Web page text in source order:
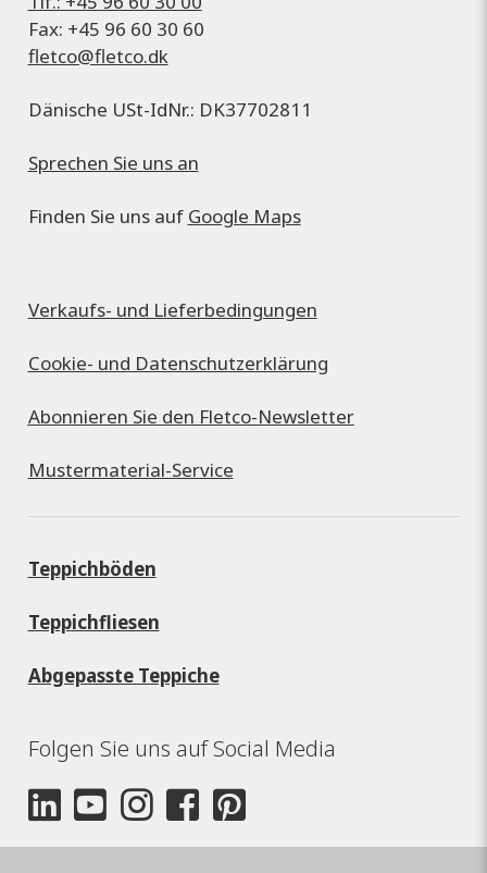
Fax: +45 96 60 30 60
fletco@fletco.dk
Dänische USt-IdNr.: DK37702811
Sprechen Sie uns an
Finden Sie uns auf Google Maps
Verkaufs- und Lieferbedingungen
Cookie- und Datenschutzerklärung
Abonnieren Sie den Fletco-Newsletter
Mustermaterial-Service
Teppichböden
Teppichfliesen
Abgepasste Teppiche
Folgen Sie uns auf Social Media